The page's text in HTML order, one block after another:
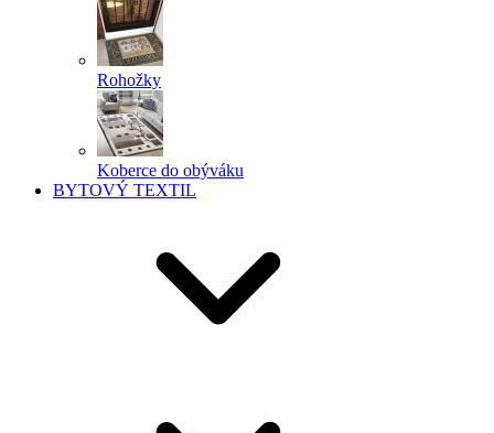
Rohožky
Koberce do obýváku
BYTOVÝ TEXTIL